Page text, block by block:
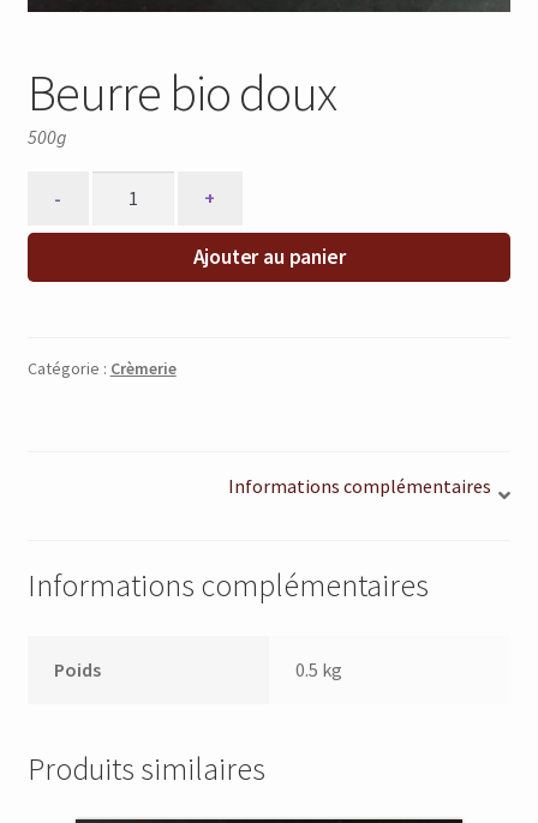
Beurre bio doux
500g
Ajouter au panier
Catégorie : Crèmerie
Informations complémentaires
Informations complémentaires
Poids 0.5 kg
Produits similaires